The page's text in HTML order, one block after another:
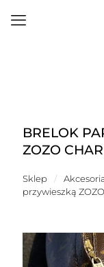
BRELOK
ZOZO
Sklep /
przywieszką